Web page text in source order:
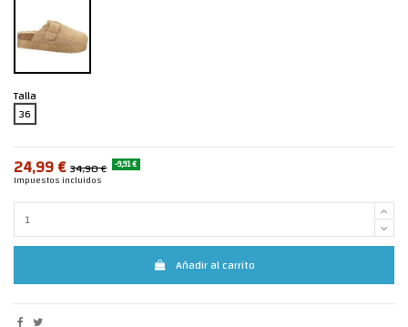
Talla
36
24,99 € 34,90 € -9,91 €
Impuestos incluidos
Añadir al carrito